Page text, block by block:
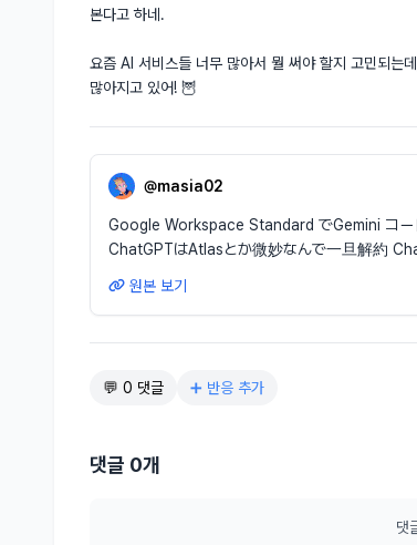
본다고 하네.
요즘 AI 서비스들 너무 많아서 뭘 써야 할지 고민되는
많아지고 있어! 🦉
@masia02
Google Workspace Standard でGemini コ
ChatGPTはAtlasとか微妙なんで一旦解約
원본 보기
💬 0 댓글 ➕ 반응 추가
댓글 0개
댓